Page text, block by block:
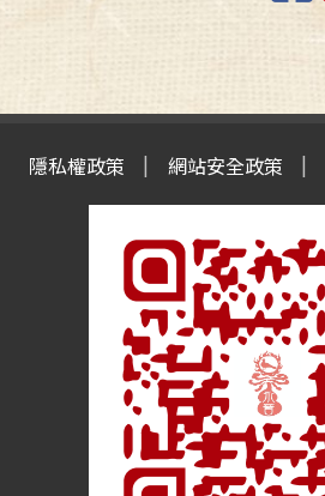
隱私權政策 網站安全政策